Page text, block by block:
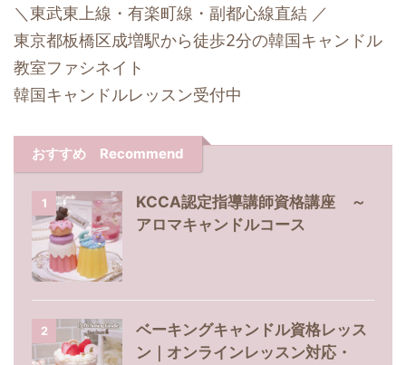
＼東武東上線・有楽町線・副都心線直結 ／
東京都板橋区成増駅から徒歩2分の韓国キャンドル
教室ファシネイト
韓国キャンドルレッスン受付中
おすすめ Recommend
1
KCCA認定指導講師資格講座 ～
アロマキャンドルコース
2
ベーキングキャンドル資格レッス
ン｜オンラインレッスン対応・